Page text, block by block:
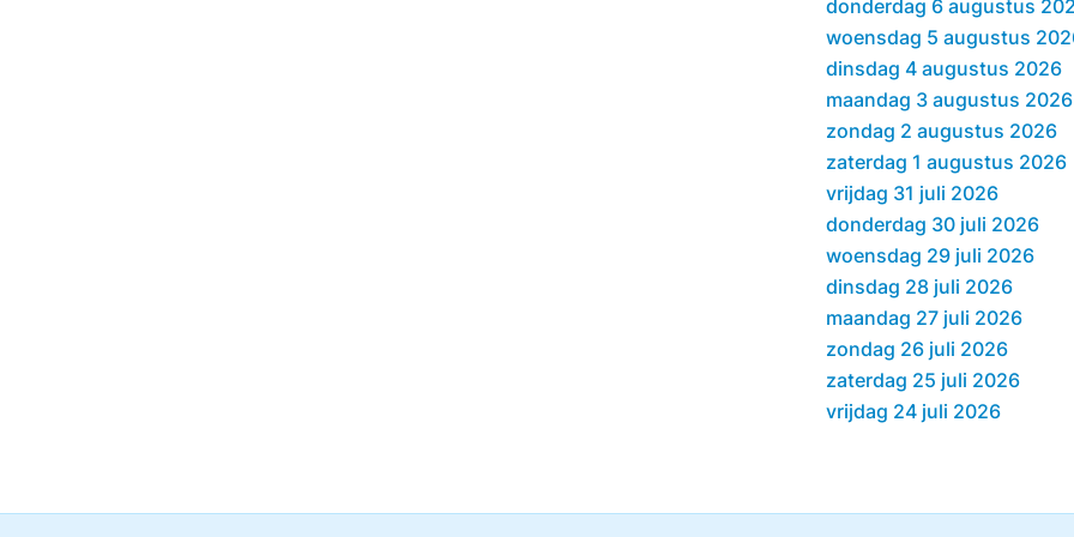
donderdag 6 augustus
woensdag 5 augustus
dinsdag 4 augustus 2026
maandag 3 augustus 2026
zondag 2 augustus 2026
zaterdag 1 augustus 2026
vrijdag 31 juli 2026
donderdag 30 juli 2026
woensdag 29 juli 2026
dinsdag 28 juli 2026
maandag 27 juli 2026
zondag 26 juli 2026
zaterdag 25 juli 2026
vrijdag 24 juli 2026